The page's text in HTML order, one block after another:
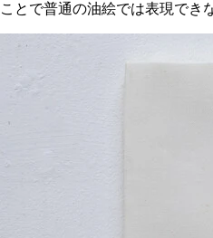
ことで普通の油絵では表現でき